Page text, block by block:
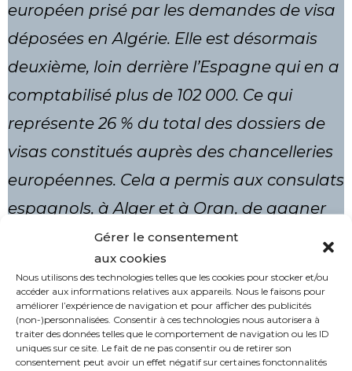
Gérer le consentement
aux cookies
Nous utilisons des technologies telles que les cookies pour stocker et/ou
accéder aux informations relatives aux appareils. Nous le faisons pour
améliorer l’expérience de navigation et pour afficher des publicités
(non-)personnalisées. Consentir à ces technologies nous autorisera à
traiter des données telles que le comportement de navigation ou les ID
uniques sur ce site. Le fait de ne pas consentir ou de retirer son
consentement peut avoir un effet négatif sur certaines fonctonnalités
européen prisé par les demandes de visa
déposées en Algérie. Elle est désormais
deuxième, loin derrière l’Espagne qui en a
comptabilisé plus de 102 000. Ce qui
représente 26 % du total des dossiers de
visas constitués auprès des chancelleries
européennes. Cela a permis aux consulats
espagnols, à Alger et à Oran, de gagner
la bagatelle de 8,2 millions d’euros, contre
3,2 millions d’euros encaissés par le réseau
consulaire français en Algérie (consulats
d’Alger, Oran, Annaba et Constantine).
L’Italie conclut le podium, avec près de 18